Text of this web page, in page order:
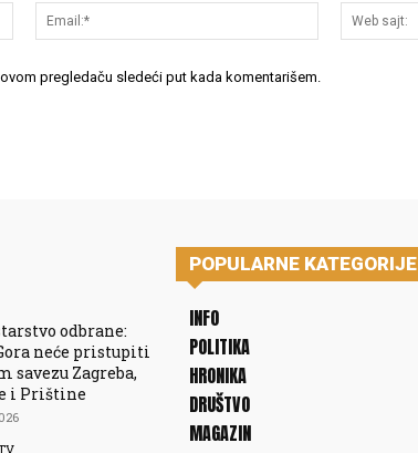
Ime:*
Email:*
pregledaču sledeći put kada komentarišem.
odbrane:
neće pristupiti
savezu Zagreba,
i Prištine
POPULARNE KATEGORIJE
INFO
POLITIKA
HRONIKA
DRUŠTVO
MAGAZIN